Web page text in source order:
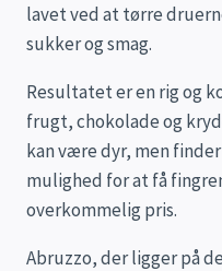
lavet ved at tørre
sukker og smag.
Resultatet er en rig og
frugt, chokolade og
kan være dyr, men
mulighed for at få
overkommelig pris.
Abruzzo, der ligger på